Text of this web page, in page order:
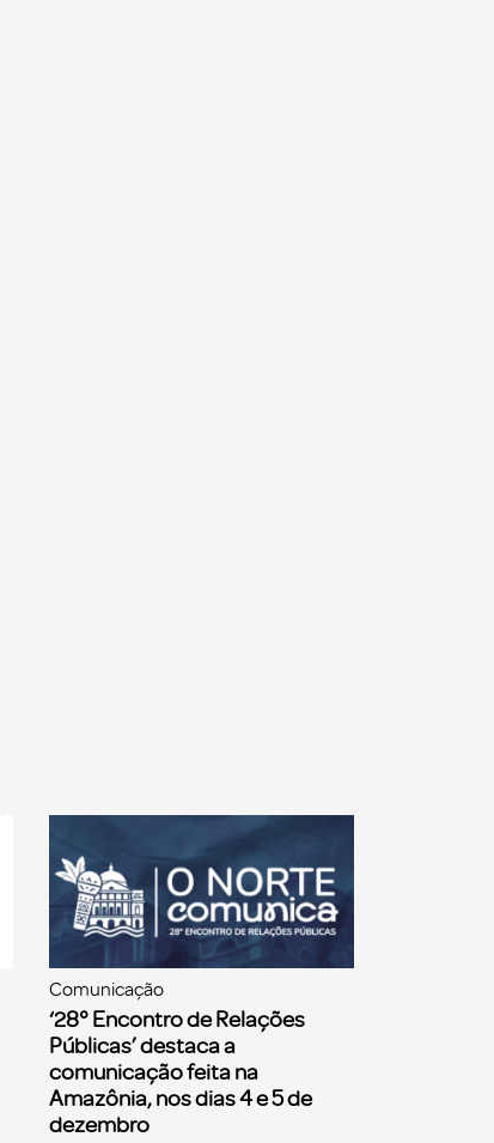
Comunicação
‘28° Encontro de Relações
Públicas’ destaca a
comunicação feita na
Amazônia, nos dias 4 e 5 de
dezembro